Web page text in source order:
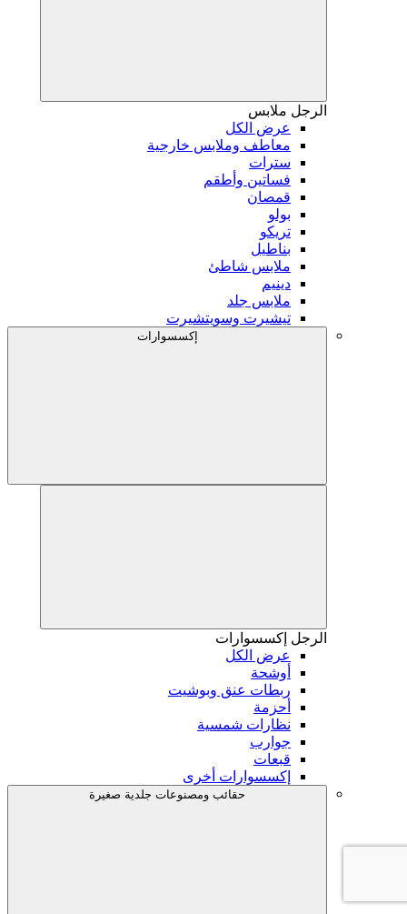
الرجل ملابس
عرض الكل
معاطف وملابس خارجية
سترات
فساتين وأطقم
قمصان
بولو
تريكو
بناطيل
ملابس شاطئ
دينيم
ملابس جلد
تيشيرت وسويتشيرت
إكسسوارات
الرجل إكسسوارات
عرض الكل
أوشحة
ربطات عنق وبوشيت
أحزمة
نظارات شمسية
جوارب
قبعات
إكسسوارات أخرى
حقائب ومصنوعات جلدية صغيرة